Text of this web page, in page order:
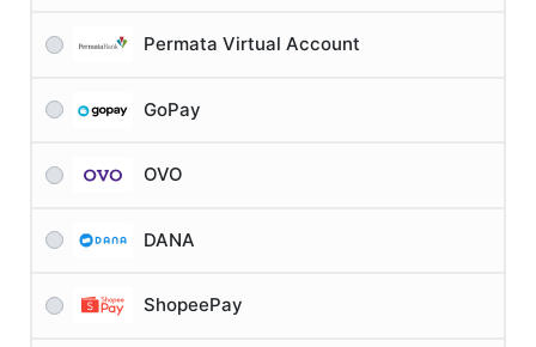
Permata Virtual Account
GoPay
OVO
DANA
ShopeePay